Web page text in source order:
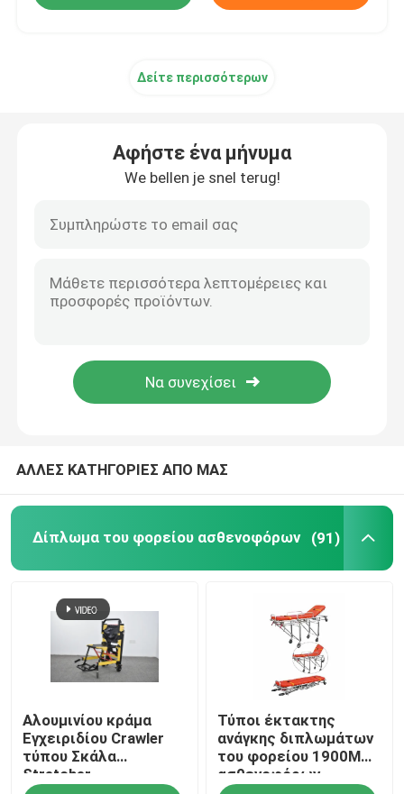
Προϊόντα
Βίντεο
Δείτε περισσότερων
Αφήστε ένα μήνυμα
We bellen je snel terug!
ΑΛΛΕΣ ΚΑΤΗΓΟΡΙΕΣ ΑΠΟ ΜΑΣ
Δίπλωμα του φορείου ασθενοφόρων (91)
Αλουμινίου κράμα
Εγχειριδίου Crawler
τύπου Σκάλα
Stretcher
Τύποι έκτακτης
ανάγκης διπλωμάτων
του φορείου 1900MM
ασθενοφόρων